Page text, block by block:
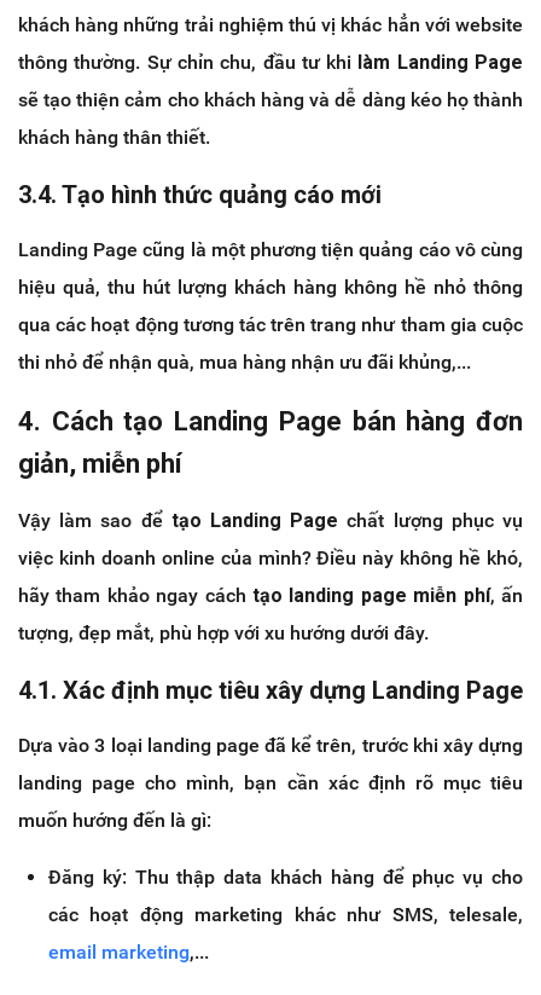
khách hàng những trải nghiệm thú vị khác hẳn với website
thông thường. Sự chỉn chu, đầu tư khi làm Landing Page
sẽ tạo thiện cảm cho khách hàng và dễ dàng kéo họ thành
khách hàng thân thiết.
3.4. Tạo hình thức quảng cáo mới
Landing Page cũng là một phương tiện quảng cáo vô cùng
hiệu quả, thu hút lượng khách hàng không hề nhỏ thông
qua các hoạt động tương tác trên trang như tham gia cuộc
thi nhỏ để nhận quà, mua hàng nhận ưu đãi khủng,...
4. Cách tạo Landing Page bán hàng đơn
giản, miễn phí
Vậy làm sao để tạo Landing Page chất lượng phục vụ
việc kinh doanh online của mình? Điều này không hề khó,
hãy tham khảo ngay cách tạo landing page miễn phí, ấn
tượng, đẹp mắt, phù hợp với xu hướng dưới đây.
4.1. Xác định mục tiêu xây dựng Landing Page
Dựa vào 3 loại landing page đã kể trên, trước khi xây dựng
landing page cho mình, bạn cần xác định rõ mục tiêu
muốn hướng đến là gì:
Đăng ký: Thu thập data khách hàng để phục vụ cho
các hoạt động marketing khác như SMS, telesale,
email marketing,...